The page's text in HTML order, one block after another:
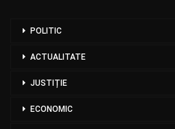
POLITIC
ACTUALITATE
JUSTIȚIE
ECONOMIC